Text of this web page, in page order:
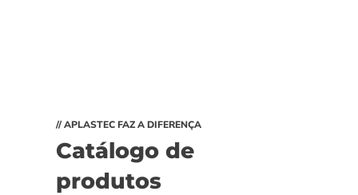
// APLASTEC FAZ A DIFERENÇA
Catálogo de
produtos